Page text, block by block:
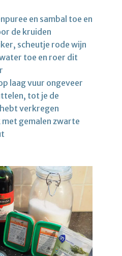
en sambal toe en
de kruiden
scheutje rode wijn
toe en roer dit
laag vuur ongeveer
tot je de
verkregen
met gemalen zwarte